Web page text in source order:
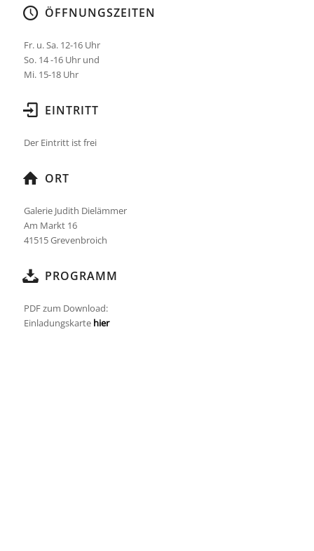
ÖFFNUNGSZEITEN
Fr. u. Sa. 12-16 Uhr
So. 14 -16 Uhr und
Mi. 15-18 Uhr
EINTRITT
Der Eintritt ist frei
ORT
Galerie Judith Dielämmer
Am Markt 16
41515 Grevenbroich
PROGRAMM
PDF zum Download:
Einladungskarte hier